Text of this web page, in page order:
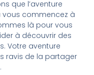
que l’aventure
commencez à
là pour vous
à découvrir des
Votre aventure
ravis de la partager